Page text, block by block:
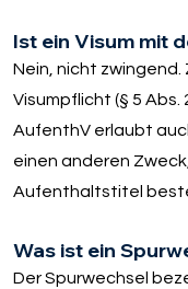
Ist ein Visum mit
Nein, nicht
Visumpflicht (§ 5 Abs.
AufenthV erlaubt
einen anderen
Aufenthaltstitel
Was ist ein
Der Spurwechsel